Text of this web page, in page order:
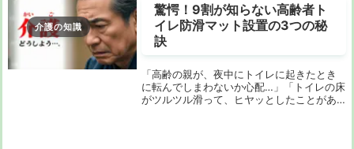
介護の知識
驚愕！9割が知らない高齢者ト
イレ防滑マット設置の3つの秘
訣
「高齢の親が、夜中にトイレに起きたとき
に転んでしまわないか心配…」「トイレの床
がツルツル滑って、ヒヤッとしたことがあ